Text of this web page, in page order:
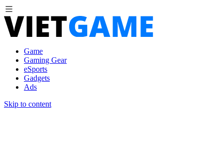
Game
Gaming Gear
eSports
Gadgets
Ads
Skip to content